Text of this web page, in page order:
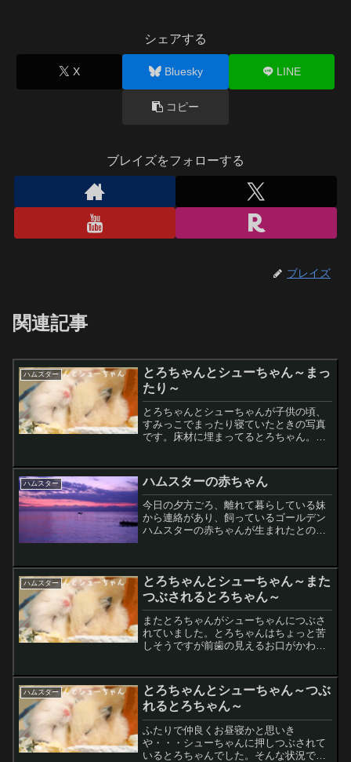
シェアする
X Bluesky LINE
コピー
ブレイズをフォローする
ブレイズ
関連記事
ハムスター
とろちゃんとシューちゃん～まっ
たり～
とろちゃんとシューちゃんが子供の頃、
すみっこでまったり寝ていたときの写真
です。床材に埋まってるとろちゃん。そ
ハムスター ハムスターの赤ちゃん
今日の夕方ごろ、離れて暮らしている妹
から連絡があり、飼っているゴールデン
ハムスターの赤ちゃんが生まれたとのこ
思ったよりたくさんいる！！見える範囲
で数えたところ、7匹生ま...
ハムスター
とろちゃんとシューちゃん～また
つぶされるとろちゃん～
またとろちゃんがシューちゃんにつぶさ
れていました。とろちゃんはちょっと苦
しそうですが前歯の見えるお口がかわい
ハムスター
とろちゃんとシューちゃん～つぶ
れるとろちゃん～
ふたりで仲良くお昼寝かと思いき
や・・・シューちゃんに押しつぶされて
いるとろちゃんでした。そんな状況でも